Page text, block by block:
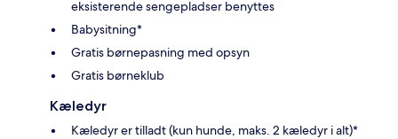
eksisterende sengepladser benyttes
Babysitning*
Gratis børnepasning med opsyn
Gratis børneklub
Kæledyr
Kæledyr er tilladt (kun hunde, maks. 2 kæledyr i alt)*